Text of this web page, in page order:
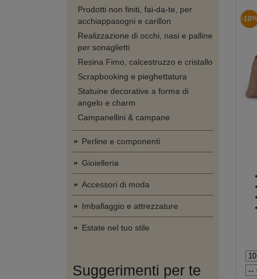
Prodotti non finiti, fai-da-te, per
acchiappasogni e carillon
Realizzazione di occhi, nasi e palline
per sonaglietti
Resina Fimo, calcestruzzo e cristallo
Scrapbooking e pieghettatura
Statuine decorative a forma di
angelo e charm
Campanellini & campane
Perline e componenti
Gioielleria
Accessori di moda
Imballaggio e attrezzature
Estate nel tuo stile
Suggerimenti per te
-